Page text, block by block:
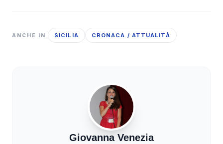
ANCHE IN SICILIA CRONACA / ATTUALITÀ
Giovanna Venezia